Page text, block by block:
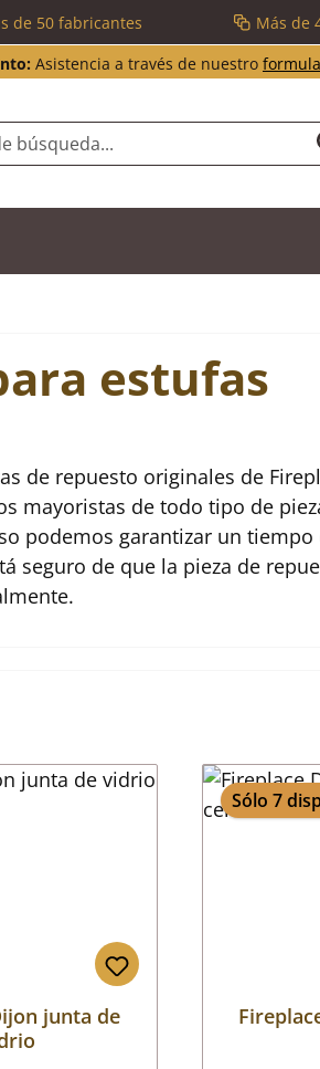
de 50 fabricantes Más de
Asistencia a través de nuestro
estufas
de repuesto originales de
mayoristas de todo tipo de
podemos garantizar un tiempo
seguro de que la pieza de
junta de
Sólo 7